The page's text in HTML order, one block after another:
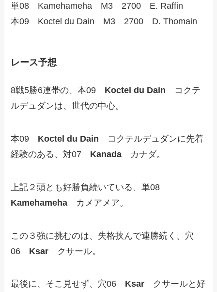
単08 Kamehameha M3 2700 E. Raffin
本09 Koctel du Dain M3 2700 D. Thomain
レース予想
8戦5勝6連帯の、本09 Koctel du Dain コクテ
ルデュダンは、世代の中心。
本09 Koctel du Dain コクテルデュダンに先着
経験のある、対07 Kanada カナダ。
上記２頭とも好勝負続いている、単08
Kamehameha カメアメア。
この３強に挑むのは、失格挟んで連勝続く、穴
06 Ksar クサール。
最後に、そこ見せず、穴06 Ksar クサールと好